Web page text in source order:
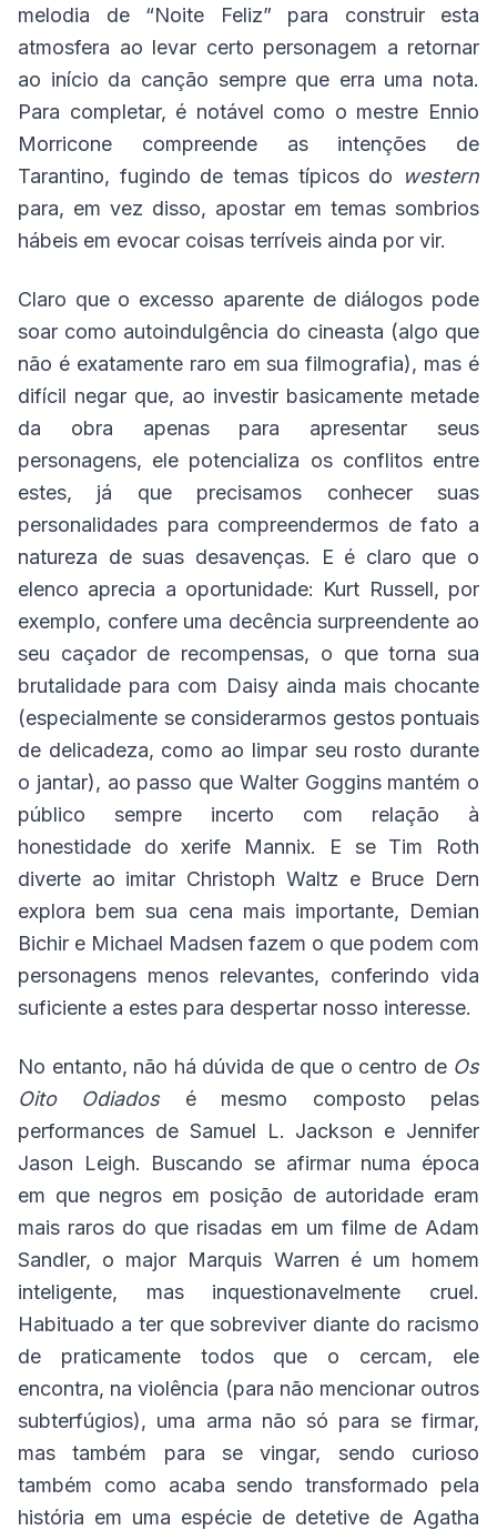
melodia de “Noite Feliz” para construir esta
atmosfera ao levar certo personagem a retornar
ao início da canção sempre que erra uma nota.
Para completar, é notável como o mestre Ennio
Morricone compreende as intenções de
Tarantino, fugindo de temas típicos do
western
para, em vez disso, apostar em temas sombrios
hábeis em evocar coisas terríveis ainda por vir.
Claro que o excesso aparente de diálogos pode
soar como autoindulgência do cineasta (algo que
não é exatamente raro em sua filmografia), mas é
difícil negar que, ao investir basicamente metade
da obra apenas para apresentar seus
personagens, ele potencializa os conflitos entre
estes, já que precisamos conhecer suas
personalidades para compreendermos de fato a
natureza de suas desavenças. E é claro que o
elenco aprecia a oportunidade: Kurt Russell, por
exemplo, confere uma decência surpreendente ao
seu caçador de recompensas, o que torna sua
brutalidade para com Daisy ainda mais chocante
(especialmente se considerarmos gestos pontuais
de delicadeza, como ao limpar seu rosto durante
o jantar), ao passo que Walter Goggins mantém o
público sempre incerto com relação à
honestidade do xerife Mannix. E se Tim Roth
diverte ao imitar Christoph Waltz e Bruce Dern
explora bem sua cena mais importante, Demian
Bichir e Michael Madsen fazem o que podem com
personagens menos relevantes, conferindo vida
suficiente a estes para despertar nosso interesse.
No entanto, não há dúvida de que o centro de Os
Oito Odiadosé mesmo composto pelas
performances de Samuel L. Jackson e Jennifer
Jason Leigh. Buscando se afirmar numa época
em que negros em posição de autoridade eram
mais raros do que risadas em um filme de Adam
Sandler, o major Marquis Warren é um homem
inteligente, mas inquestionavelmente cruel.
Habituado a ter que sobreviver diante do racismo
de praticamente todos que o cercam, ele
encontra, na violência (para não mencionar outros
subterfúgios), uma arma não só para se firmar,
mas também para se vingar, sendo curioso
também como acaba sendo transformado pela
história em uma espécie de detetive de Agatha